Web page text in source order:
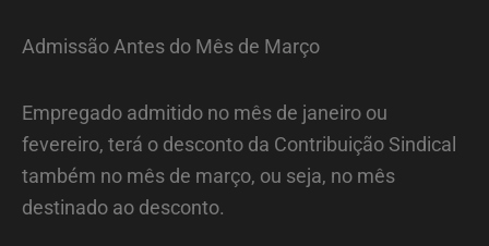
Admissão Antes do Mês de Março
Empregado admitido no mês de janeiro ou
fevereiro, terá o desconto da Contribuição Sindical
também no mês de março, ou seja, no mês
destinado ao desconto.